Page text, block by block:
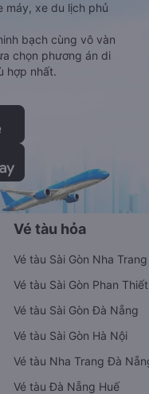
máy, xe du lịch phủ
bạch cùng vô vàn
chọn phương án di
hợp nhất.
Vé tàu hỏa
Vé tàu Sài Gòn Nha Trang
Vé tàu Sài Gòn Phan Thiết
Vé tàu Sài Gòn Đà Nẵng
Vé tàu Sài Gòn Hà Nội
Vé tàu Nha Trang Đà
Vé tàu Đà Nẵng Huế